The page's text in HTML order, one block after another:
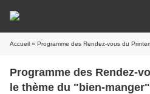
Accueil » Programme des Rendez-vous du Printemps sur le thème du "bien-
Programme des Rendez-
le thème du "bien-manger" à Fleury-les-Aubrais